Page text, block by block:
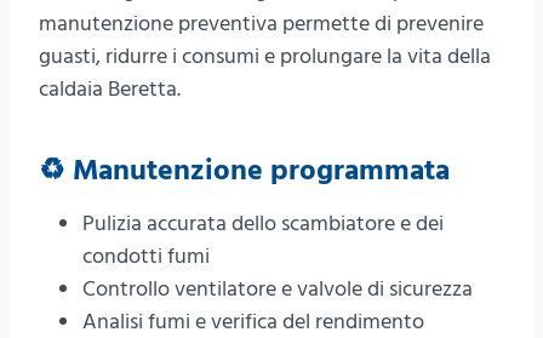
manutenzione preventiva permette di prevenire
guasti, ridurre i consumi e prolungare la vita della
caldaia Beretta.
♻️ Manutenzione programmata
Pulizia accurata dello scambiatore e dei
condotti fumi
Controllo ventilatore e valvole di sicurezza
Analisi fumi e verifica del rendimento